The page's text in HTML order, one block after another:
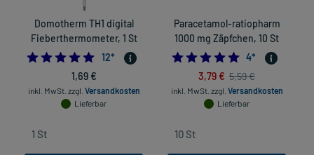
Domotherm TH1 digital
Fieberthermometer, 1 St
4.916666666666667
12*
1,69 €
inkl. MwSt. zzgl. Versandkosten
Lieferbar
Paracetamol-ratiopharm
1000 mg Zäpfchen, 10 St
4.75
4*
3,79 € 5,59 €
inkl. MwSt. zzgl. Versandkosten
Lieferbar